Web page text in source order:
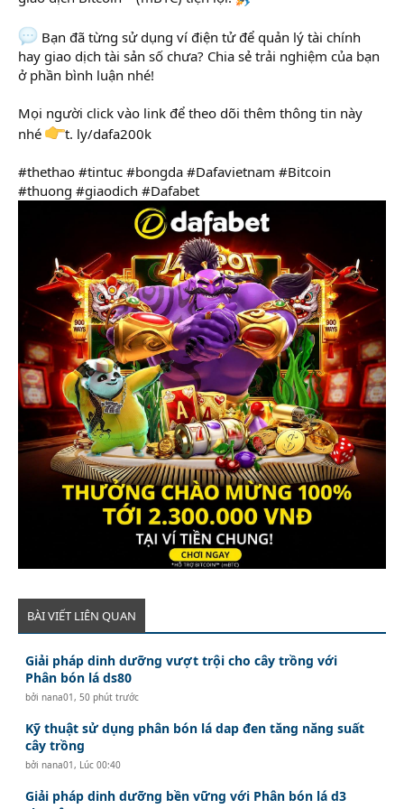
Bạn đã từng sử dụng ví điện tử để quản lý tài chính
hay giao dịch tài sản số chưa? Chia sẻ trải nghiệm của bạn
ở phần bình luận nhé!
Mọi người click vào link để theo dõi thêm thông tin này
nhé
t. ly/dafa200k
#thethao #tintuc #bongda #Dafavietnam #Bitcoin
#thuong #giaodich #Dafabet
BÀI VIẾT LIÊN QUAN
Giải pháp dinh dưỡng vượt trội cho cây trồng với
Phân bón lá ds80
bởinana01 , 50 phút trước
Kỹ thuật sử dụng phân bón lá dap đen tăng năng suất
cây trồng
bởinana01 , Lúc 00:40
Giải pháp dinh dưỡng bền vững với Phân bón lá d3